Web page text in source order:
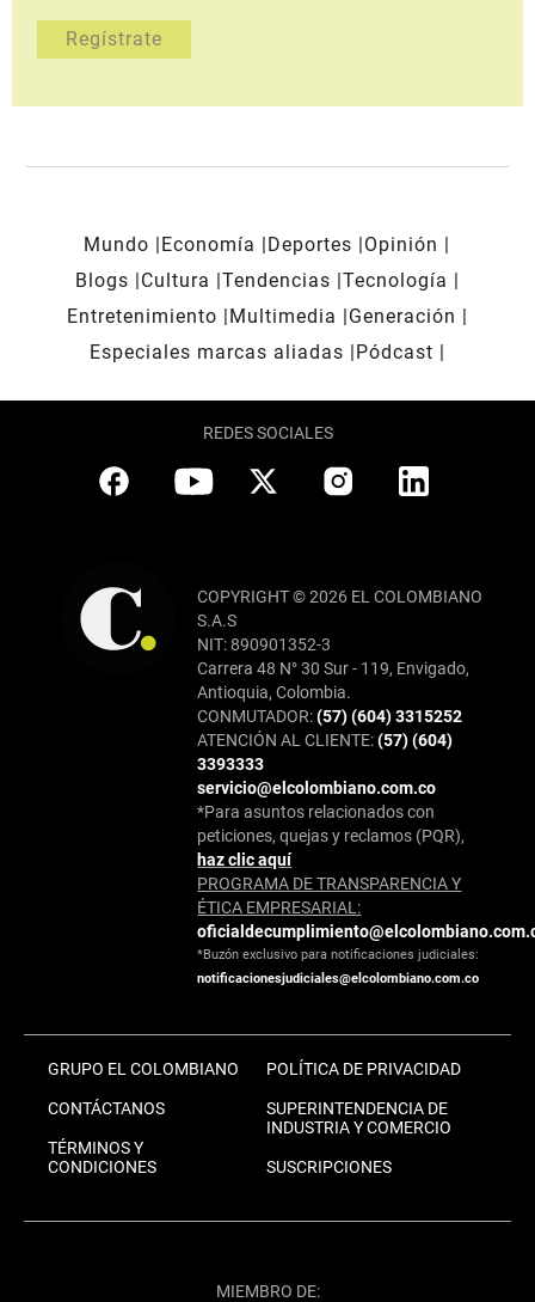
Mundo Economía Deportes
Opinión
Blogs
Cultura Tendencias Tecnología
Entretenimiento
Multimedia
Generación
Especiales marcas aliadas
Pódcast
REDES SOCIALES
COPYRIGHT © 2026 EL COLOMBIANO
S.A.S
NIT: 890901352-3
Carrera 48 N° 30 Sur - 119, Envigado,
Antioquia, Colombia.
CONMUTADOR:(57) (604) 3315252
ATENCIÓN AL CLIENTE:(57) (604)
3393333
servicio@elcolombiano.com.co
*Para asuntos relacionados con
peticiones, quejas y reclamos (PQR),
haz clic aquí
PROGRAMA DE TRANSPARENCIA Y
ÉTICA EMPRESARIAL:
*Buzón exclusivo para notificaciones judiciales:
notificacionesjudiciales@elcolombiano.com.co
GRUPO EL COLOMBIANO
CONTÁCTANOS
TÉRMINOS Y
CONDICIONES
POLÍTICA DE PRIVACIDAD
SUPERINTENDENCIA DE
INDUSTRIA Y COMERCIO
SUSCRIPCIONES
MIEMBRO DE: